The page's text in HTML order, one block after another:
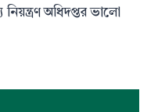
অধিদপ্তর ভালো